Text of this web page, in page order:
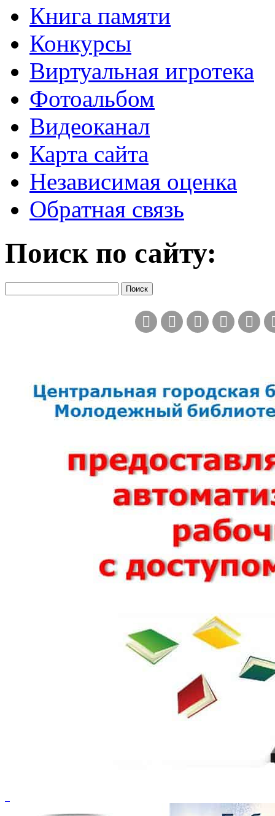
Книга памяти
Конкурсы
Виртуальная игротека
Фотоальбом
Видеоканал
Карта сайта
Независимая оценка
Обратная связь
Поиск по сайту: